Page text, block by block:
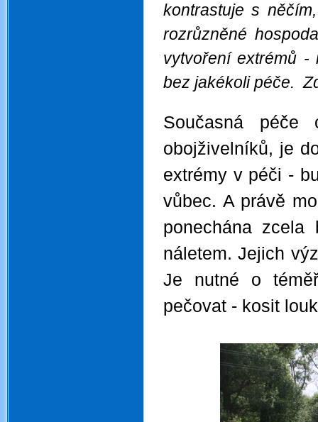
kontrastuje s
rozrůzněné
vytvoření extrémů -
bez jakékoli péče.
Současná péče
obojživelníků, je
extrémy v péči -
vůbec. A právě
ponechána
náletem. Jejich
Je nutné o
pečovat - kosit